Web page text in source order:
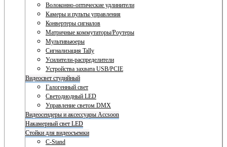
Волоконно-оптические удлинители
Камеры и пульты управления
Конвертеры сигналов
Матричные коммутаторы/Роутеры
Мультивьюеры
Сигнализация Tally
Усилители-распределители
Устройства захвата USB/PCIE
Видеосвет студийный
Галогенный свет
Светодиодный LED
Управление светом DMX
Видеосендеры и аксессуары Accsoon
Накамерный свет LED
Стойки для видеосъемки
C-Stand